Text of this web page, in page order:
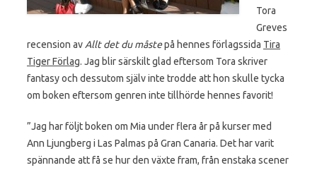
Tora
Greves
recension av Allt det du måstepå hennes förlagssida Tira
Tiger Förlag. Jag blir särskilt glad eftersom Tora skriver
fantasy och dessutom själv inte trodde att hon skulle tycka
om boken eftersom genren inte tillhörde hennes favorit!
”Jag har följt boken om Mia under flera år på kurser med
Ann Ljungberg i Las Palmas på Gran Canaria. Det har varit
spännande att få se hur den växte fram, från enstaka scener